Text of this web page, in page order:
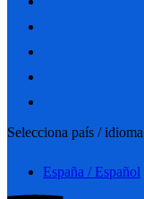
Selecciona país / idioma
España / Español